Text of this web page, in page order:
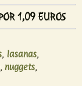
1,09 EUROS
lasanas
nuggets